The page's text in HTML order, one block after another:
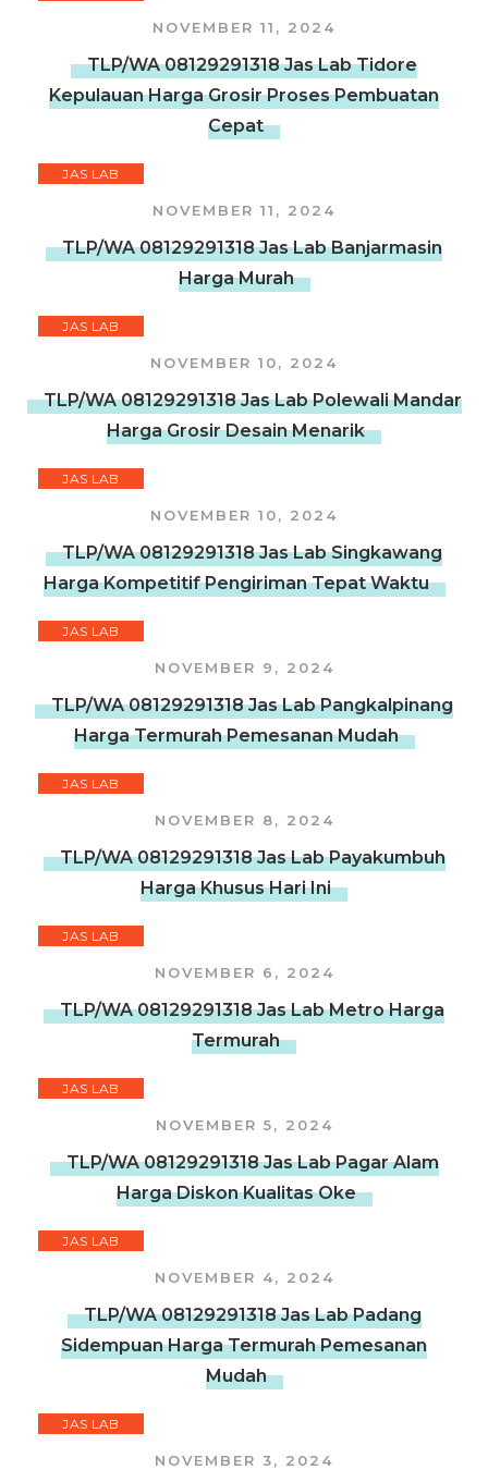
NOVEMBER 11, 2024
TLP/WA 08129291318 Jas Lab Tidore
Kepulauan Harga Grosir Proses Pembuatan
Cepat
JAS LAB
NOVEMBER 11, 2024
TLP/WA 08129291318 Jas Lab Banjarmasin
Harga Murah
JAS LAB
NOVEMBER 10, 2024
TLP/WA 08129291318 Jas Lab Polewali Mandar
Harga Grosir Desain Menarik
JAS LAB
NOVEMBER 10, 2024
TLP/WA 08129291318 Jas Lab Singkawang
Harga Kompetitif Pengiriman Tepat Waktu
JAS LAB
NOVEMBER 9, 2024
TLP/WA 08129291318 Jas Lab Pangkalpinang
Harga Termurah Pemesanan Mudah
JAS LAB
NOVEMBER 8, 2024
TLP/WA 08129291318 Jas Lab Payakumbuh
Harga Khusus Hari Ini
JAS LAB
NOVEMBER 6, 2024
TLP/WA 08129291318 Jas Lab Metro Harga
Termurah
JAS LAB
NOVEMBER 5, 2024
TLP/WA 08129291318 Jas Lab Pagar Alam
Harga Diskon Kualitas Oke
JAS LAB
NOVEMBER 4, 2024
TLP/WA 08129291318 Jas Lab Padang
Sidempuan Harga Termurah Pemesanan
Mudah
JAS LAB
NOVEMBER 3, 2024